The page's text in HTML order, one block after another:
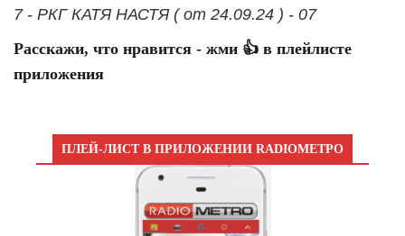
7 - РКГ КАТЯ НАСТЯ ( от 24.09.24 ) - 07
Расскажи, что нравится - жми 👍 в плейлисте
приложения
ПЛЕЙ-ЛИСТ В ПРИЛОЖЕНИИ RADIOМЕТРО